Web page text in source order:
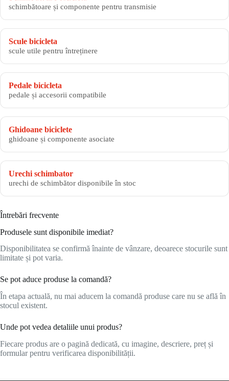
schimbătoare și componente pentru transmisie
Scule bicicleta
scule utile pentru întreținere
Pedale bicicleta
pedale și accesorii compatibile
Ghidoane biciclete
ghidoane și componente asociate
Urechi schimbator
urechi de schimbător disponibile în stoc
Întrebări frecvente
Produsele sunt disponibile imediat?
Disponibilitatea se confirmă înainte de vânzare, deoarece stocurile sunt
limitate și pot varia.
Se pot aduce produse la comandă?
În etapa actuală, nu mai aducem la comandă produse care nu se află în
stocul existent.
Unde pot vedea detaliile unui produs?
Fiecare produs are o pagină dedicată, cu imagine, descriere, preț și
formular pentru verificarea disponibilității.